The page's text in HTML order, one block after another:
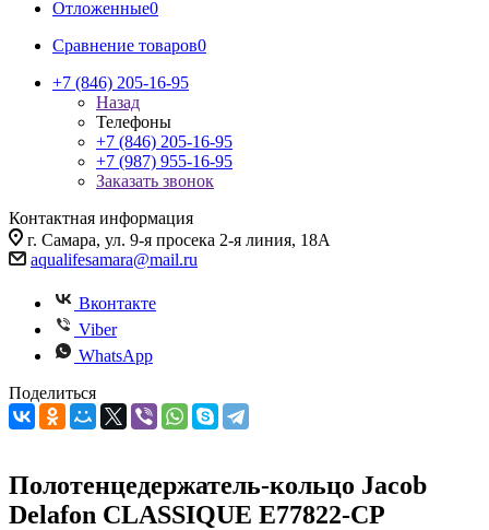
Отложенные0
Сравнение товаров0
+7 (846) 205-16-95
Назад
Телефоны
+7 (846) 205-16-95
+7 (987) 955-16-95
Заказать звонок
Контактная информация
г. Самара, ул. 9-я просека 2-я линия, 18А
aqualifesamara@mail.ru
Вконтакте
Viber
WhatsApp
Поделиться
Полотенцедержатель-кольцо Jacob
Delafon CLASSIQUE E77822-CP